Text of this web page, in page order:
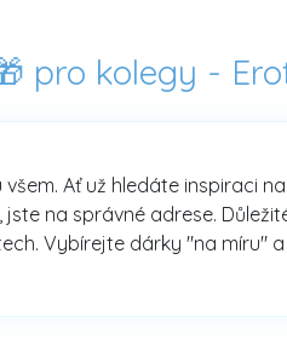
pro kolegy -
Ať už hledáte inspiraci
na správné adrese.
Vybírejte dárky "na míru"